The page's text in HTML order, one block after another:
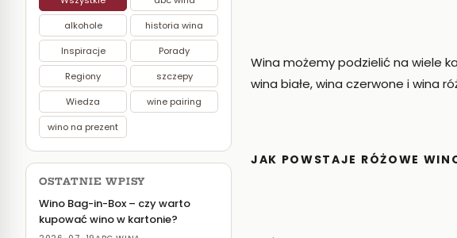
alkohole
historia wina
Inspiracje
Porady
Regiony
szczepy
Wiedza
wine pairing
wino na prezent
OSTATNIE WPISY
Wino Bag-in-Box – czy warto
kupować wino w kartonie?
Wina możemy podzielić na wiele
wina białe, wina czerwone i wina
JAK POWSTAJE RÓŻOWE